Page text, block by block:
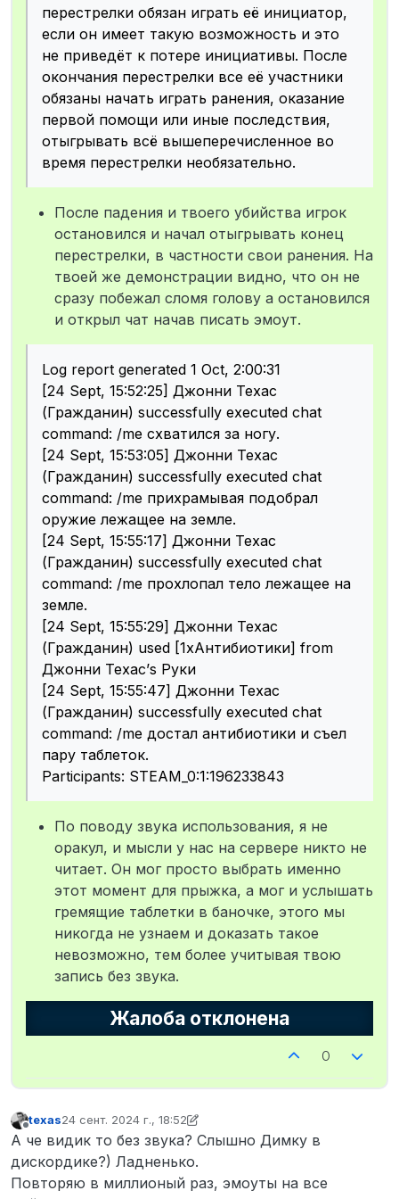
перестрелки обязан играть её инициатор,
если он имеет такую возможность и это
не приведёт к потере инициативы. После
окончания перестрелки все её участники
обязаны начать играть ранения, оказание
первой помощи или иные последствия,
отыгрывать всё вышеперечисленное во
время перестрелки необязательно.
После падения и твоего убийства игрок
остановился и начал отыгрывать конец
перестрелки, в частности свои ранения. На
твоей же демонстрации видно, что он не
сразу побежал сломя голову а остановился
и открыл чат начав писать эмоут.
Log report generated 1 Oct, 2:00:31
[24 Sept, 15:52:25] Джонни Техас
(Гражданин) successfully executed chat
command: /me схватился за ногу.
[24 Sept, 15:53:05] Джонни Техас
(Гражданин) successfully executed chat
command: /me прихрамывая подобрал
оружие лежащее на земле.
[24 Sept, 15:55:17] Джонни Техас
(Гражданин) successfully executed chat
command: /me прохлопал тело лежащее на
земле.
[24 Sept, 15:55:29] Джонни Техас
(Гражданин) used [1xАнтибиотики] from
Джонни Техас’s Руки
[24 Sept, 15:55:47] Джонни Техас
(Гражданин) successfully executed chat
command: /me достал антибиотики и съел
пару таблеток.
Participants: STEAM_0:1:196233843
По поводу звука использования, я не
оракул, и мысли у нас на сервере никто не
читает. Он мог просто выбрать именно
этот момент для прыжка, а мог и услышать
гремящие таблетки в баночке, этого мы
никогда не узнаем и доказать такое
невозможно, тем более учитывая твою
запись без звука.
Жалоба отклонена
0
texas24 сент. 2024 г., 18:52
отредактировано texas
А че видик то без звука? Слышно Димку в
дискордике?) Ладненько.
Повторяю в миллионый раз, эмоуты на все